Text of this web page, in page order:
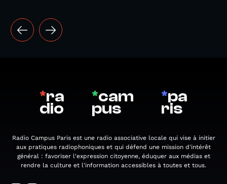
*ra
dio
*cam
pus
*pa
ris
Radio Campus Paris est une radio associative locale qui vise à initier
aux pratiques radiophoniques et qui défend une mission d'intérêt
général : favoriser l'expression citoyenne, éduquer aux médias et
rendre la culture et l'information accessibles à toutes et tous.